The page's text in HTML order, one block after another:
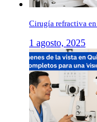
Cirugía refractiva
1 agosto, 2025